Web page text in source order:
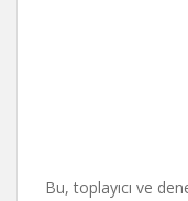
Bu, toplayıcı ve